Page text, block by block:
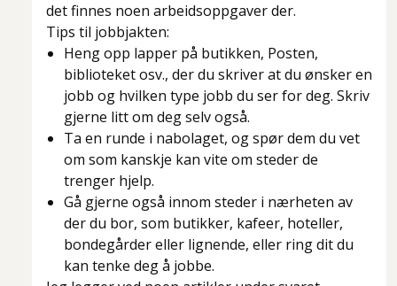
det finnes noen arbeidsoppgaver der.
Tips til jobbjakten:
Heng opp lapper på butikken, Posten,
biblioteket osv., der du skriver at du ønsker en
jobb og hvilken type jobb du ser for deg. Skriv
gjerne litt om deg selv også.
Ta en runde i nabolaget, og spør dem du vet
om som kanskje kan vite om steder de
trenger hjelp.
Gå gjerne også innom steder i nærheten av
der du bor, som butikker, kafeer, hoteller,
bondegårder eller lignende, eller ring dit du
kan tenke deg å jobbe.